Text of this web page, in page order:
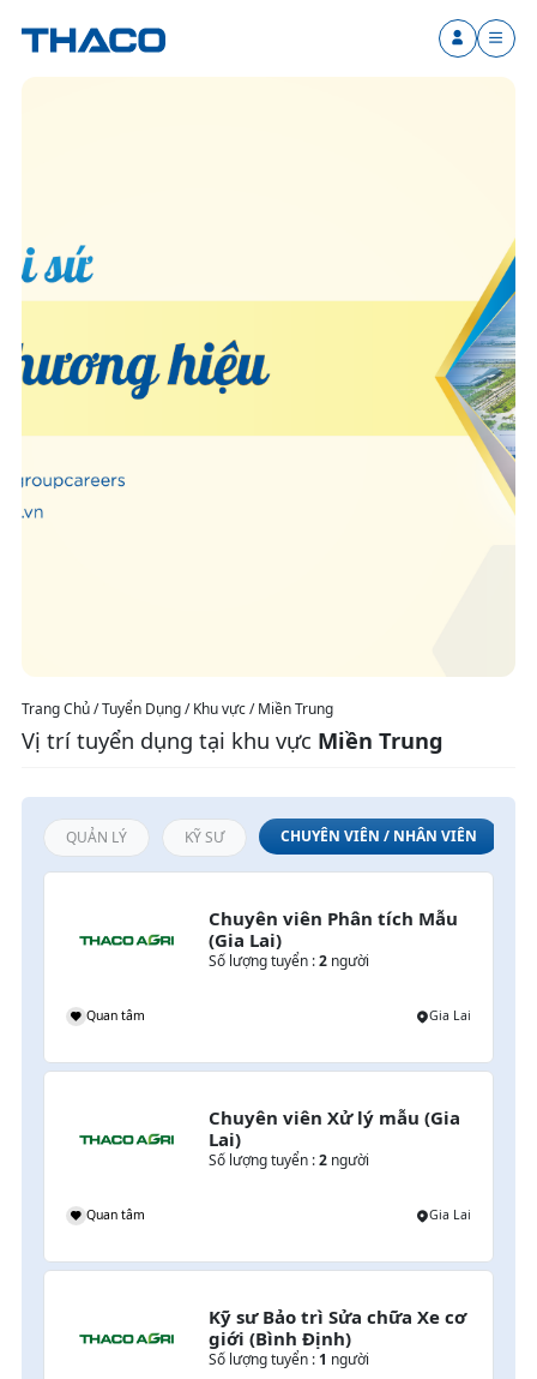
Trang Chủ / Tuyển Dụng / Khu vực / Miền Trung
Vị trí tuyển dụng tại khu vực Miền Trung
QUẢN LÝ KỸ SƯ CHUYÊN VIÊN / NHÂN VIÊN
Chuyên viên Phân tích Mẫu
(Gia Lai)
Số lượng tuyển :2người
Quan tâm Gia Lai
Chuyên viên Xử lý mẫu (Gia
Lai)
Số lượng tuyển :2người
Quan tâm Gia Lai
Kỹ sư Bảo trì Sửa chữa Xe cơ
giới (Bình Định)
Số lượng tuyển : 1 người